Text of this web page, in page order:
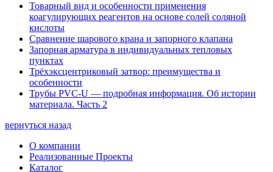
Товарный вид и особенности применения
коагулирующих реагентов на основе солей соляной
кислоты
Сравнение шарового крана и запорного клапана
Запорная арматура в индивидуальных тепловых
пунктах
Трёхэксцентриковый затвор: преимущества и
особенности
Трубы PVC-U — подробная информация. Об истории
материала. Часть 2
вернуться назад
О компании
Реализованные Проекты
Каталог